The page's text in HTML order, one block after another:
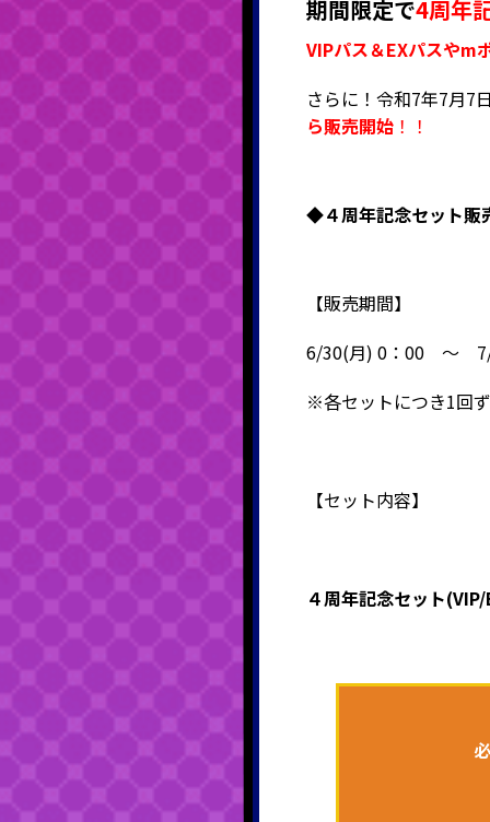
期間限定で4周年
VIPパス＆EXパスやm
さらに！令和7年7月7
ら販売開始 ！！
◆４周年記念セット販
【販売期間】
6/30(月) 0：00 ～ 7/
※各セットにつき1回
【セット内容】
４周年記念セット